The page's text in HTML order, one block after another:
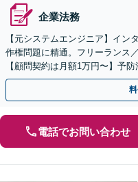
企業法務
【元システムエンジニア】イン
作権問題に精通。フリーランス
【顧問契約は月額1万円〜】予
営をサポート【電話・Zoom相
電話でお問い合わせ